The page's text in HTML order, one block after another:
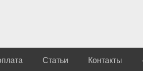
Статьи Контакты